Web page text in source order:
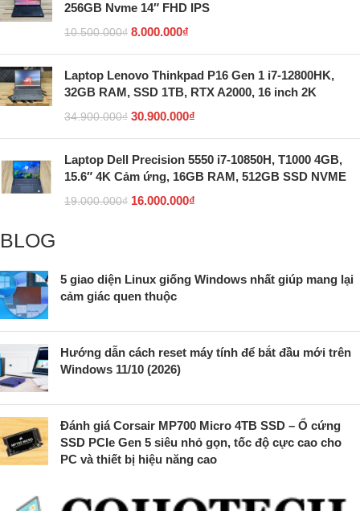
256GB Nvme 14″ FHD IPS
10.500.000₫ 8.000.000₫
Laptop Lenovo Thinkpad P16 Gen 1 i7-12800HK,
32GB RAM, SSD 1TB, RTX A2000, 16 inch 2K
34.900.000₫ 30.900.000₫
Laptop Dell Precision 5550 i7-10850H, T1000 4GB,
15.6″ 4K Cảm ứng, 16GB RAM, 512GB SSD NVME
19.000.000₫ 16.000.000₫
BLOG
5 giao diện Linux giống Windows nhất giúp mang lại
cảm giác quen thuộc
Hướng dẫn cách reset máy tính để bắt đầu mới trên
Windows 11/10 (2026)
Đánh giá Corsair MP700 Micro 4TB SSD – Ổ cứng
SSD PCIe Gen 5 siêu nhỏ gọn, tốc độ cực cao cho
PC và thiết bị hiệu năng cao